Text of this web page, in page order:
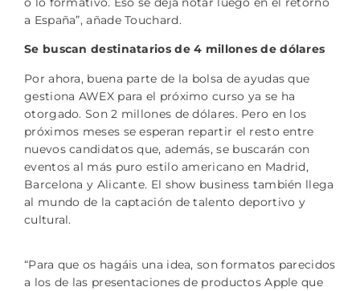
a España”, añade Touchard.
Se buscan destinatarios de 4 millones de dólares
Por ahora, buena parte de la bolsa de ayudas que
gestiona AWEX para el próximo curso ya se ha
otorgado. Son 2 millones de dólares. Pero en los
próximos meses se esperan repartir el resto entre
nuevos candidatos que, además, se buscarán con
eventos al más puro estilo americano en Madrid,
Barcelona y Alicante. El show business también llega
al mundo de la captación de talento deportivo y
cultural.
“Para que os hagáis una idea, son formatos parecidos
a los de las presentaciones de productos Apple que